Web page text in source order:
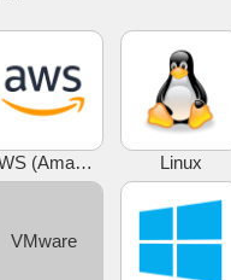
AWS (Amazon Web Services) Linux
VMware